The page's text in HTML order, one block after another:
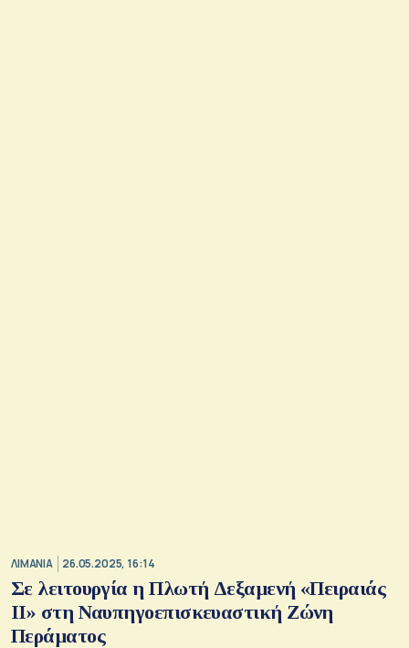
ΛΙΜΑΝΙΑ 26.05.2025, 16:14
Σε λειτουργία η Πλωτή Δεξαμενή «Πειραιάς
ΙΙ» στη Ναυπηγοεπισκευαστική Ζώνη
Περάματος